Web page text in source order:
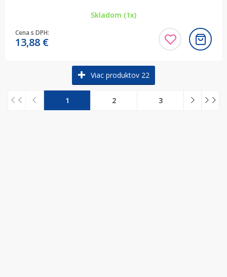
Skladom (1x)
Cena s DPH:
13,88 €
Viac produktov 22
1 2 3